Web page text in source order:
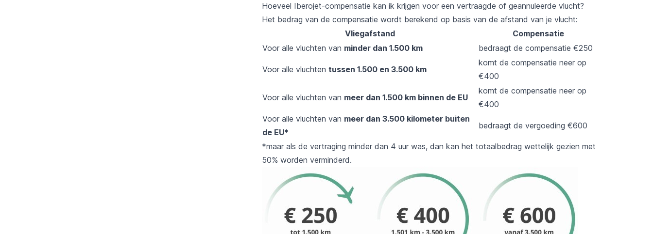
Hoeveel Iberojet-compensatie kan ik krijgen voor een vertraagde of geannuleerde vlucht?
Het bedrag van de compensatie wordt berekend op basis van de afstand van je vlucht:
Vliegafstand
Compensatie
Voor alle vluchten van minder dan 1.500 km bedraagt de compensatie €250
Voor alle vluchten tussen 1.500 en 3.500 km
komt de compensatie neer op
€400
Voor alle vluchten van meer dan 1.500 km binnen de EU
komt de compensatie neer op
€400
Voor alle vluchten van meer dan 3.500 kilometer buiten
de EU*
bedraagt de vergoeding €600
*maar als de vertraging minder dan 4 uur was, dan kan het totaalbedrag wettelijk gezien met
50% worden verminderd.